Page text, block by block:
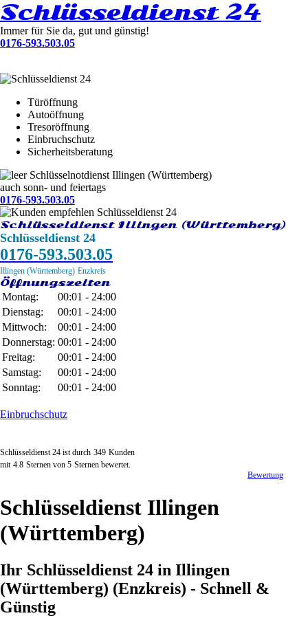
Schlüsseldienst 24
Immer für Sie da, gut und günstig!
0176-593.503.05
Türöffnung
Autoöffnung
Tresoröffnung
Einbruchschutz
Sicherheitsberatung
Schlüsselnotdienst Illingen (Württemberg)
auch sonn- und feiertags
0176-593.503.05
Schlüsseldienst Illingen (Württemberg)
Schlüsseldienst 24
0176-593.503.05
Illingen (Württemberg) Enzkreis
Öffnungszeiten
Montag:
00:01 - 24:00
Dienstag:
00:01 - 24:00
Mittwoch:
00:01 - 24:00
Donnerstag: 00:01 - 24:00
Freitag:
00:01 - 24:00
Samstag:
00:01 - 24:00
Sonntag:
00:01 - 24:00
Einbruchschutz
Schlüsseldienst 24 ist durch 349 Kunden
mit 4.8 Sternen von 5 Sternen bewertet.
Bewertung
Schlüsseldienst Illingen
(Württemberg)
Ihr Schlüsseldienst 24 in Illingen
(Württemberg) (Enzkreis) - Schnell &
Günstig